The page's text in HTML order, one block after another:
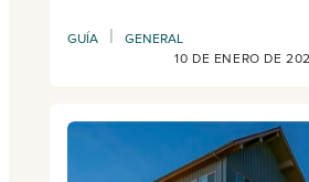
GUÍA |
GENERAL
10 DE ENERO DE